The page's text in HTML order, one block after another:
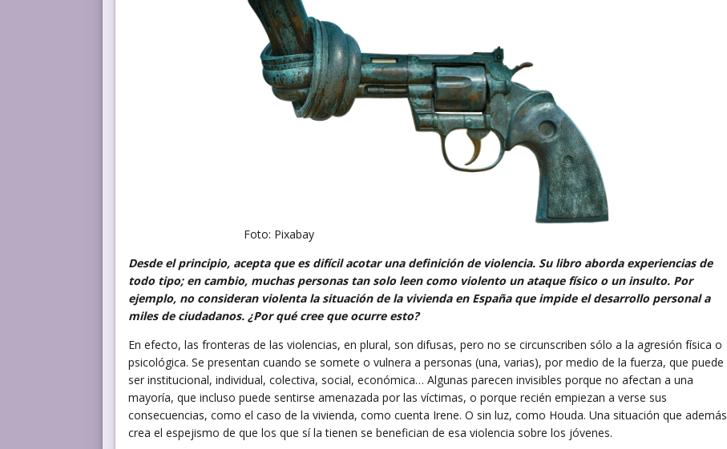
Foto: Pixabay
Desde el principio, acepta que es difícil acotar una definición de violencia. Su libro aborda experiencias de
todo tipo; en cambio, muchas personas tan solo leen como violento un ataque físico o un insulto. Por
ejemplo, no consideran violenta la situación de la vivienda en España que impide el desarrollo personal a
miles de ciudadanos. ¿Por qué cree que ocurre esto?
En efecto, las fronteras de las violencias, en plural, son difusas, pero no se circunscriben sólo a la agresión física o
psicológica. Se presentan cuando se somete o vulnera a personas (una, varias), por medio de la fuerza, que puede
ser institucional, individual, colectiva, social, económica… Algunas parecen invisibles porque no afectan a una
mayoría, que incluso puede sentirse amenazada por las víctimas, o porque recién empiezan a verse sus
consecuencias, como el caso de la vivienda, como cuenta Irene. O sin luz, como Houda. Una situación que además
crea el espejismo de que los que sí la tienen se benefician de esa violencia sobre los jóvenes.